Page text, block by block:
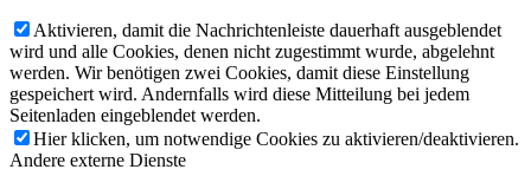
Aktivieren, damit die Nachrichtenleiste dauerhaft ausgeblendet
wird und alle Cookies, denen nicht zugestimmt wurde, abgelehnt
werden. Wir benötigen zwei Cookies, damit diese Einstellung
gespeichert wird. Andernfalls wird diese Mitteilung bei jedem
Seitenladen eingeblendet werden.
Hier klicken, um notwendige Cookies zu aktivieren/deaktivieren.
Andere externe Dienste